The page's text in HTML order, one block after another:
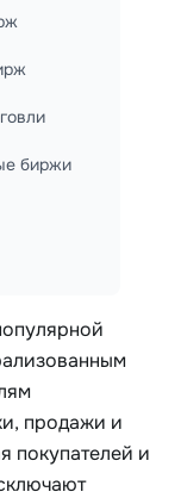
биржи
продажи и
покупателей и